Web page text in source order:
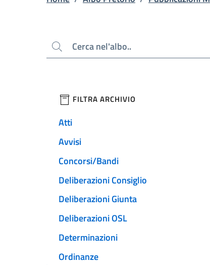
Cerca
filtri da applicare
FILTRA ARCHIVIO
Atti
Avvisi
Concorsi/Bandi
Deliberazioni Consiglio
Deliberazioni Giunta
Deliberazioni OSL
Determinazioni
Ordinanze